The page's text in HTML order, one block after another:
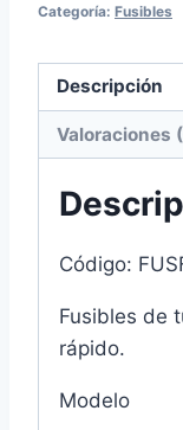
5x20mm
Categoría: Fusibles
Descripción
Valoraciones
Código:
Fusibles de
rápido.
Modelo